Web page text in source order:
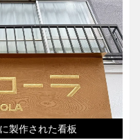
製作された看板